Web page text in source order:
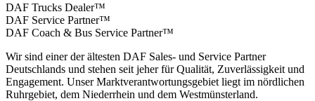
DAF Trucks Dealer™
DAF Service Partner™
DAF Coach & Bus Service Partner™
Wir sind einer der ältesten DAF Sales- und Service Partner
Deutschlands und stehen seit jeher für Qualität, Zuverlässigkeit und
Engagement. Unser Marktverantwortungsgebiet liegt im nördlichen
Ruhrgebiet, dem Niederrhein und dem Westmünsterland.